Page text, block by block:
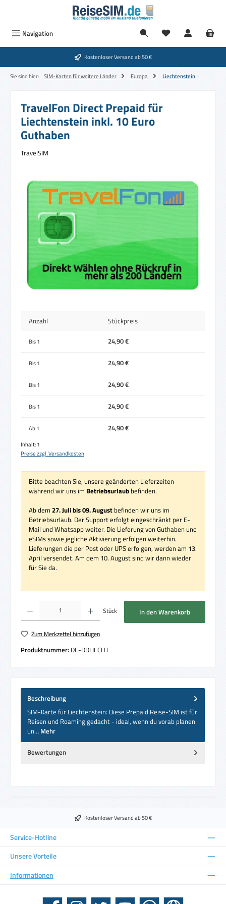
Zum Hauptinhalt springen
Navigation
Kostenloser Versand ab 50 €
Sie sind hier: SIM-Karten für weitere Länder Europa Liechtenstein
TravelFon Direct Prepaid für
Liechtenstein inkl. 10 Euro
Guthaben
TravelSIM
Bildergalerie überspringen
Anzahl Stückpreis
Bis1 24,90 €
Bis1 24,90 €
Bis1 24,90 €
Bis1 24,90 €
Ab1 24,90 €
Inhalt:1
Preise zzgl. Versandkosten
Bitte beachten Sie, unsere geänderten Lieferzeiten
während wir uns im Betriebsurlaub befinden.
Ab dem 27. Juli bis 09. August befinden wir uns im
Betriebsurlaub. Der Support erfolgt eingeschränkt per E-
Mail und Whatsapp weiter. Die Lieferung von Guthaben und
eSIMs sowie jegliche Aktivierung erfolgen weiterhin.
Lieferungen die per Post oder UPS erfolgen, werden am 13.
April versendet. Am dem 10. August sind wir dann wieder
für Sie da.
Produkt Anzahl: Gib den gewünschten Wert ein oder benutze die Schaltflächen um
Stück In den Warenkorb
Zum Merkzettel hinzufügen
Produktnummer: DE-DDLIECHT
Beschreibung
SIM-Karte für Liechtenstein: Diese Prepaid Reise-SIM ist für
Reisen und Roaming gedacht - ideal, wenn du vorab planen
un… Mehr
Bewertungen
Kostenloser Versand ab 50 €
Service-Hotline
Unsere Vorteile
Informationen